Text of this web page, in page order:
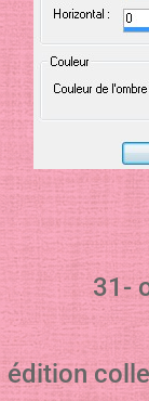
31-
édition